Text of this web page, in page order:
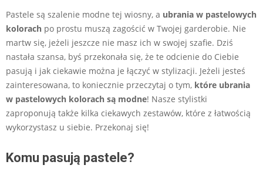
Pastele są szalenie modne tej wiosny, a ubrania w pastelowych
kolorach po prostu muszą zagościć w Twojej garderobie. Nie
martw się, jeżeli jeszcze nie masz ich w swojej szafie. Dziś
nastała szansa, byś przekonała się, że te odcienie do Ciebie
pasują i jak ciekawie można je łączyć w stylizacji. Jeżeli jesteś
zainteresowana, to koniecznie przeczytaj o tym, które ubrania
w pastelowych kolorach są modne! Nasze stylistki
zaproponują także kilka ciekawych zestawów, które z łatwością
wykorzystasz u siebie. Przekonaj się!
Komu pasują pastele?